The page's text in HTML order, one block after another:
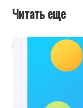
Читать еще